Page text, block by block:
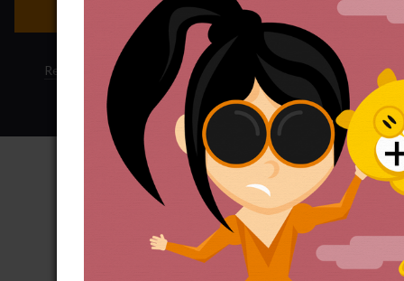
Newsletter »
Regulamin sklepu Polityka ciasteczek · Subskrypcja RSS